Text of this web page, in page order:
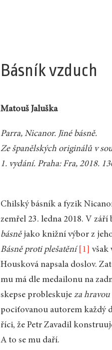
Básník vzduch
Matouš Jaluška
Parra, Nicanor. Jiné básně.
Ze španělských originálů v
1. vydání. Praha: Fra, 2018.
Chilský básník a fyzik
zemřel 23. ledna 2018. V září
básnějako knižní výbor z
Básně proti plešatění
[1]
však
Housková napsala doslov.
mu má dle medailonu na
skepse probleskujeza
pociťovanou autorem každý
říci, že Petr Zavadil
A to se mu daří.